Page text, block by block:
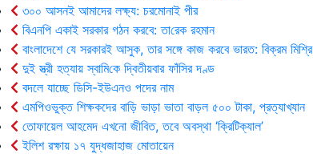
৩০০ আসনই আমাদের লক্ষ্য: চরমোনাই পীর
বিএনপি একাই সরকার গঠন করবে: তা‌রেক রহমান
বাংলাদেশে যে সরকারই আসুক, তার সঙ্গে কাজ করবে ভারত: বিক্রম মিশ্রি
দুই স্ত্রী হত্যায় স্বা‌মি‌কে দ্বিতীয়বার ফাঁসির দণ্ড
বদলে যাচ্ছে ডিসি-ইউএনও পদের নাম
এমপিওভুক্ত শিক্ষকদের বাড়ি ভাড়া ভাতা বাড়ল ৫০০ টাকা, প্রত্যাখ্যান
তোফায়েল আহমেদ এখনো জীবিত, তবে অবস্থা ‘ক্রিটিক্যাল’
ইলিশ রক্ষায় ১৭ যুদ্ধজাহাজ মোতায়েন